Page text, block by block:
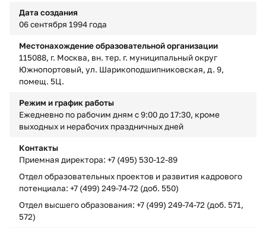
Дата создания
06 сентября 1994 года
Местонахождение образовательной организации
115088, г. Москва, вн. тер. г. муниципальный округ
Южнопортовый, ул. Шарикоподшипниковская, д. 9,
помещ. 5Ц.
Режим и график работы
Ежедневно по рабочим дням с 9:00 до 17:30, кроме
выходных и нерабочих праздничных дней
Контакты
Приемная директора: +7 (495) 530-12-89
Отдел образовательных проектов и развития кадрового
потенциала: +7 (499) 249-74-72 (доб. 550)
Отдел высшего образования: +7 (499) 249-74-72 (доб. 571,
572)